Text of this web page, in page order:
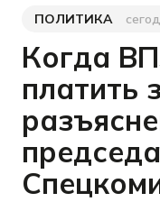
Категория
ПОЛИТИКА
Дата
Когда
платить